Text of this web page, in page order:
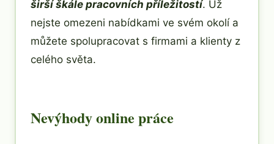
širší škále pracovních příležitostí. Už
nejste omezeni nabídkami ve svém okolí a
můžete spolupracovat s firmami a klienty z
celého světa.
Nevýhody online práce